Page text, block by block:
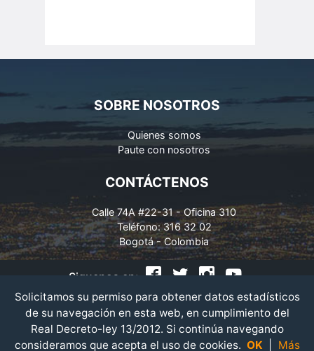
SOBRE NOSOTROS
Quienes somos
Paute con nosotros
CONTÁCTENOS
Calle 74A #22-31 - Oficina 310
Teléfono: 316 32 02
Bogotá - Colombia
Siguenos en:
Políticas de Privacidad| Condiciones de Uso|
Paute con nosotros
Mapa del Sitio
©Copyright 2019 Guia Multimedia - Todos los derechos
Solicitamos su permiso para obtener datos estadísticos
de su navegación en esta web, en cumplimiento del
Real Decreto-ley 13/2012. Si continúa navegando
consideramos que acepta el uso de cookies. OK Más